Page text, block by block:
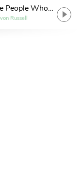
People Who
Than Blue
Russell